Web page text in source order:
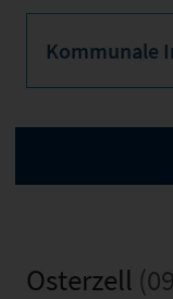
Kommunale
Osterzell